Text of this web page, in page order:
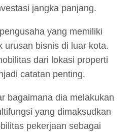
jangka panjang.
yang memiliki
urusan bisnis di luar kota.
dari lokasi properti
catatan penting.
bagaimana dia melakukan
yang dimaksudkan
pekerjaan sebagai